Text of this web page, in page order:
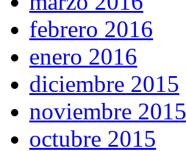
febrero 2016
enero 2016
diciembre 2015
noviembre 2015
octubre 2015